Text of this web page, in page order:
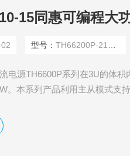
15同惠可编程大
型号：TH66200P-210-15
电源TH6600P系列在3U的体
。本系列产品利用主从模式支
高效的设置功能和丰富的测量功